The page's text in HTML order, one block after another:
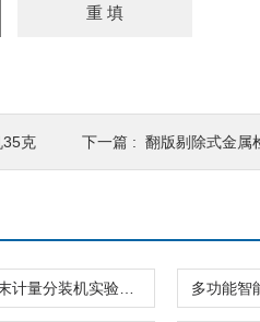
35克 下一篇 : 翻版剔除式金属